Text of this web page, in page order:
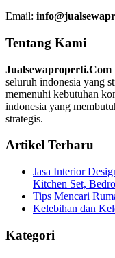
Email:
Tentang Kami
Jualsewaproperti.Com
seluruh indonesia yang
memenuhi kebutuhan
indonesia yang
strategis.
Artikel Terbaru
Jasa Interior
Kitchen Set,
Tips Mencari
Kelebihan dan
Kategori